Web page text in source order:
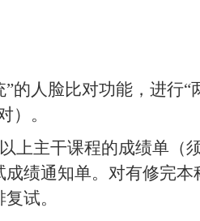
的人脸比对功能，进行
）。
上主干课程的成绩单（
绩通知单。对有修完本
试。